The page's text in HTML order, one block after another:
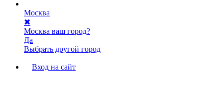
Москва
✖
Москва ваш город?
Да
Выбрать другой город
Вход на сайт